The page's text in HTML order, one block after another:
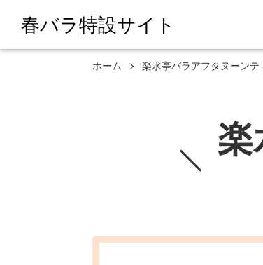
春バラ特設サイト
ホーム 楽水亭バラアフタヌーンテ